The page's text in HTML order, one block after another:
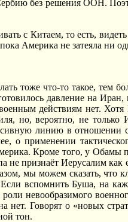
без решения ООН.
с Китаем, то есть,
Америка не затеяла ни
тоже что-то такое, тем
давление на Иран,
действиям нет.
но, вероятно, не только
линию в отношении
о применении
Кроме того, у
не признаёт Иерусалим
мы можем сказать, что
Если вспомнить Буша, на
невообразимого
Говорят о «новых
тон.